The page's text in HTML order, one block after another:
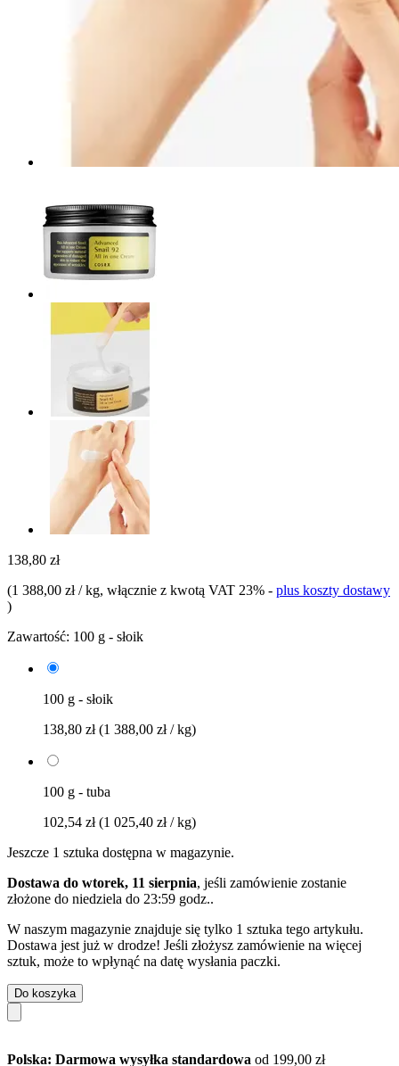
138,80 zł
(1 388,00 zł / kg, włącznie z kwotą VAT 23% - plus koszty dostawy
)
Zawartość: 100 g - słoik
100 g - słoik
138,80 zł(1 388,00 zł / kg)
100 g - tuba
102,54 zł(1 025,40 zł / kg)
Jeszcze 1 sztuka dostępna w magazynie.
Dostawa do wtorek, 11 sierpnia, jeśli zamówienie zostanie
złożone do niedziela do 23:59 godz..
W naszym magazynie znajduje się tylko 1 sztuka tego artykułu.
Dostawa jest już w drodze! Jeśli złożysz zamówienie na więcej
sztuk, może to wpłynąć na datę wysłania paczki.
Do koszyka
Polska: Darmowa wysyłka standardowa od 199,00 zł